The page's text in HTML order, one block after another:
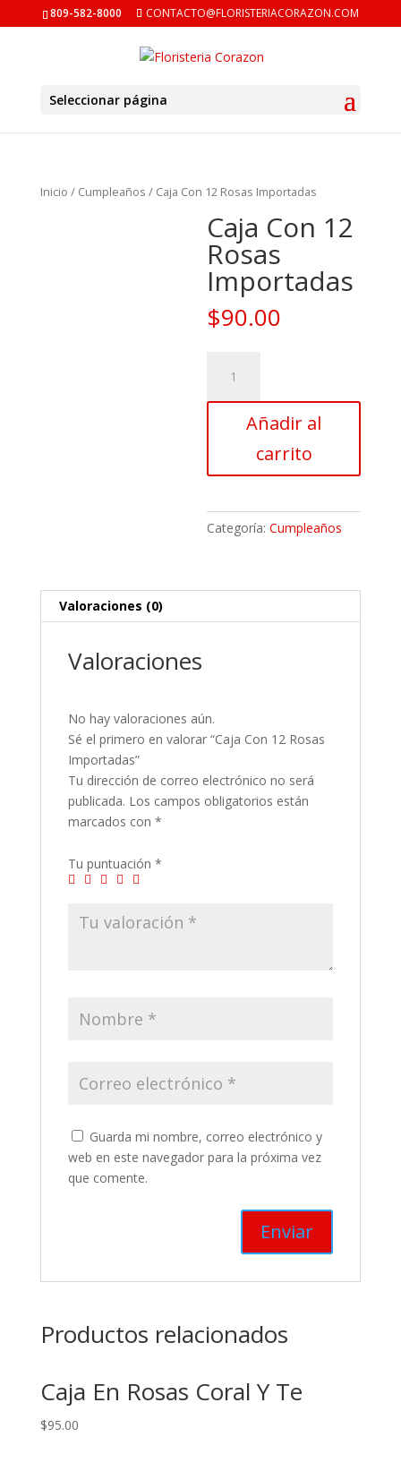
809-582-8000 CONTACTO@FLORISTERIACORAZON.COM
Seleccionar página
Inicio / Cumpleaños / Caja Con 12 Rosas Importadas
Caja Con 12
Rosas
Importadas
$90.00
12
Añadir al
carrito
Categoría:Cumpleaños
Valoraciones (0)
Valoraciones
No hay valoraciones aún.
Sé el primero en valorar “Caja Con 12 Rosas
Importadas”
Tu dirección de correo electrónico no será
publicada. Los campos obligatorios están
marcados con *
Tu puntuación *
Guarda mi nombre, correo electrónico y
web en este navegador para la próxima vez
que comente.
Productos relacionados
Caja En Rosas Coral Y Te
$95.00